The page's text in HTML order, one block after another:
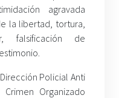
agravada
la libertad, tortura,
falsificación de
Policial Anti
Organizado